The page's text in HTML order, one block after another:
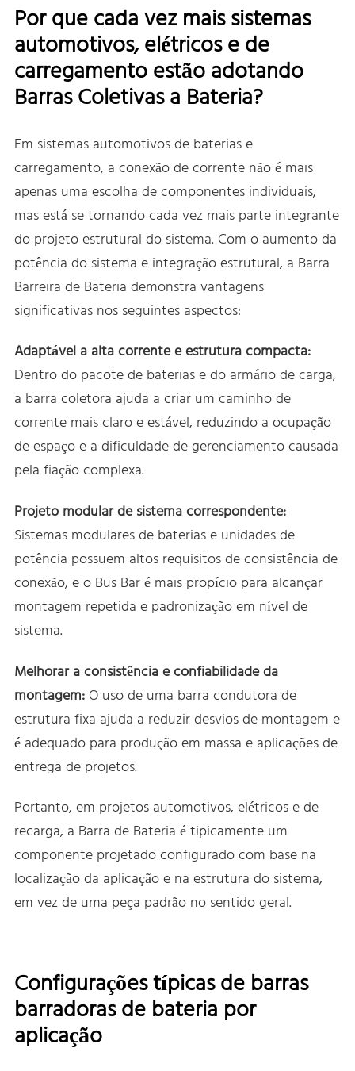
Por que cada vez mais sistemas
automotivos, elétricos e de
carregamento estão adotando
Barras Coletivas a Bateria?
Em sistemas automotivos de baterias e
carregamento, a conexão de corrente não é mais
apenas uma escolha de componentes individuais,
mas está se tornando cada vez mais parte integrante
do projeto estrutural do sistema. Com o aumento da
potência do sistema e integração estrutural, a Barra
Barreira de Bateria demonstra vantagens
significativas nos seguintes aspectos:
Adaptável a alta corrente e estrutura compacta:
Dentro do pacote de baterias e do armário de carga,
a barra coletora ajuda a criar um caminho de
corrente mais claro e estável, reduzindo a ocupação
de espaço e a dificuldade de gerenciamento causada
pela fiação complexa.
Projeto modular de sistema correspondente:
Sistemas modulares de baterias e unidades de
potência possuem altos requisitos de consistência de
conexão, e o Bus Bar é mais propício para alcançar
montagem repetida e padronização em nível de
sistema.
Melhorar a consistência e confiabilidade da
montagem:O uso de uma barra condutora de
estrutura fixa ajuda a reduzir desvios de montagem e
é adequado para produção em massa e aplicações de
entrega de projetos.
Portanto, em projetos automotivos, elétricos e de
recarga, a Barra de Bateria é tipicamente um
componente projetado configurado com base na
localização da aplicação e na estrutura do sistema,
em vez de uma peça padrão no sentido geral.
Configurações típicas de barras
barradoras de bateria por
aplicação